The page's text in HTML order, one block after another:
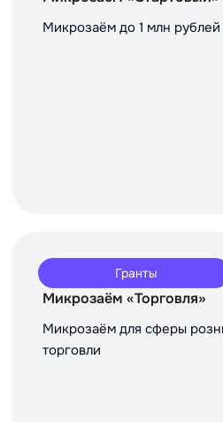
Микрозаём до 1 млн рублей
Гранты
Микрозаём «Торговля»
Микрозаём для сферы
торговли